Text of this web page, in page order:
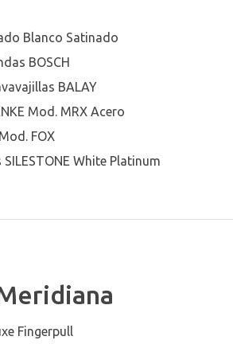
Blanco Satinado
BOSCH
BALAY
Mod. MRX Acero
FOX
SILESTONE White Platinum
Fingerpull